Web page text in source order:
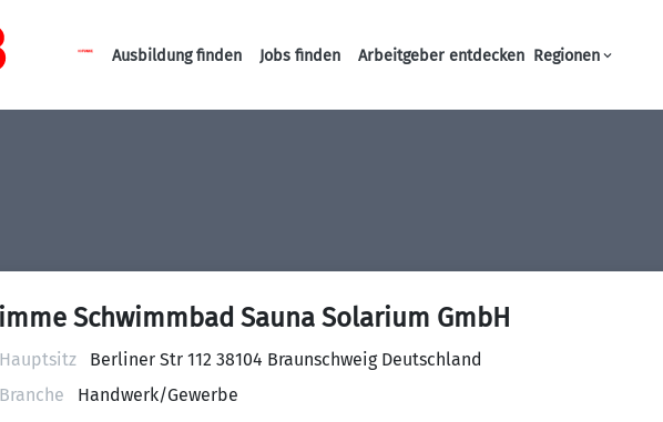
Haupt-Navigation
Ausbildung finden Jobs finden Arbeitgeber entdecken Regionen
Schwimmbad Sauna Solarium GmbH
Hauptsitz
Berliner Str 112 38104 Braunschweig Deutschland
Branche
Handwerk/Gewerbe